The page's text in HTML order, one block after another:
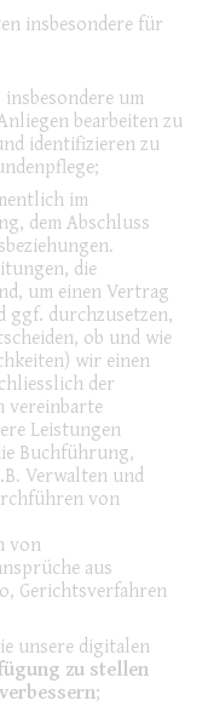
insbesondere für
insbesondere um
bearbeiten zu
identifizieren zu
im
dem Abschluss
die
um einen Vertrag
ggf. durchzusetzen,
ob und wie
wir einen
der
vereinbarte
Leistungen
Buchführung,
Verwalten und
von
von
aus
Gerichtsverfahren
unsere digitalen
zu stellen
verbessern;